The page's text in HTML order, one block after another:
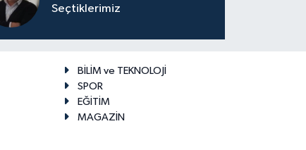
Seçtiklerimiz
BİLİM ve TEKNOLOJİ
SPOR
EĞİTİM
MAGAZİN